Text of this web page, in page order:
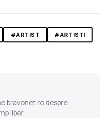
#ARTIST
#ARTISTI
bravonet.ro despre
liber.